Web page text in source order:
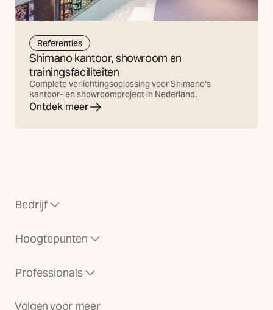
Referenties
Shimano kantoor, showroom en
trainingsfaciliteiten
Complete verlichtingsoplossing voor Shimano's
kantoor- en showroomproject in Nederland.
Ontdek meer
Bedrijf
Hoogtepunten
Professionals
Volgen voor meer